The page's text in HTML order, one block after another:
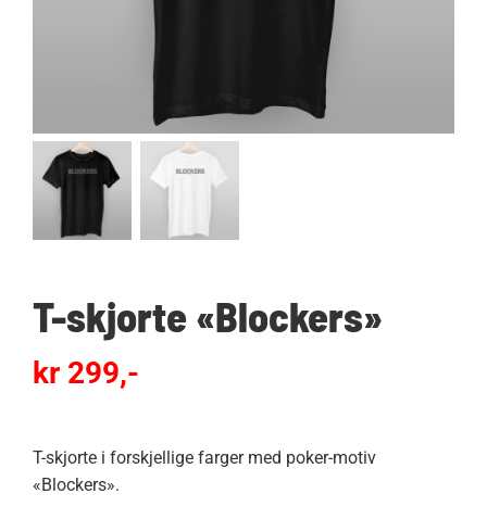
T-skjorte «Blockers»
kr 299,-
T-skjorte i forskjellige farger med poker-motiv
«Blockers».